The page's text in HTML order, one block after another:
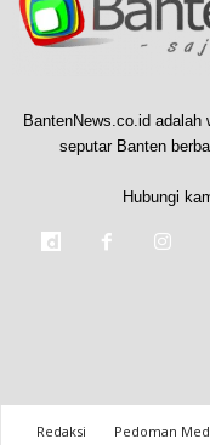
BantenNews.co.id
seputar Banten
Hubungi
Redaksi Pedoman